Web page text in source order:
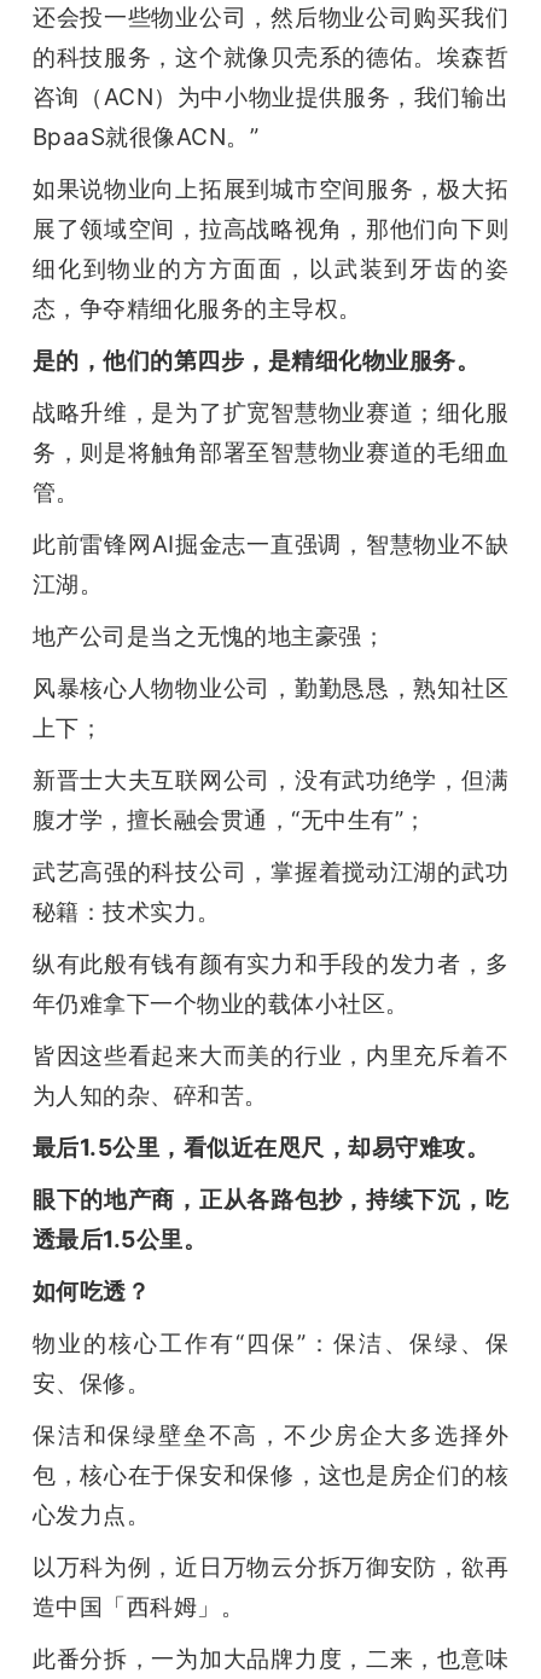
还会投一些物业公司，然后物业公司购买我们
的科技服务，这个就像贝壳系的德佑。埃森哲
咨询（ACN）为中小物业提供服务，我们输出
BpaaS就很像ACN。”
如果说物业向上拓展到城市空间服务，极大拓
展了领域空间，拉高战略视角，那他们向下则
细化到物业的方方面面，以武装到牙齿的姿
态，争夺精细化服务的主导权。
是的，他们的第四步，是精细化物业服务。
战略升维，是为了扩宽智慧物业赛道；细化服
务，则是将触角部署至智慧物业赛道的毛细血
管。
此前雷锋网AI掘金志一直强调，智慧物业不缺
江湖。
地产公司是当之无愧的地主豪强；
风暴核心人物物业公司，勤勤恳恳，熟知社区
上下；
新晋士大夫互联网公司，没有武功绝学，但满
腹才学，擅长融会贯通，“无中生有”；
武艺高强的科技公司，掌握着搅动江湖的武功
秘籍：技术实力。
纵有此般有钱有颜有实力和手段的发力者，多
年仍难拿下一个物业的载体小社区。
皆因这些看起来大而美的行业，内里充斥着不
为人知的杂、碎和苦。
最后1.5公里，看似近在咫尺，却易守难攻。
眼下的地产商，正从各路包抄，持续下沉，吃
透最后1.5公里。
如何吃透？
物业的核心工作有“四保”：保洁、保绿、保
安、保修。
保洁和保绿壁垒不高，不少房企大多选择外
包，核心在于保安和保修，这也是房企们的核
心发力点。
以万科为例，近日万物云分拆万御安防，欲再
造中国「西科姆」。
此番分拆，一为加大品牌力度，二来，也意味